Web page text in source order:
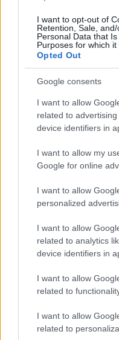
I want to opt-out of
Retention, Sale,
Personal Data that
Purposes for which it
Opted Out
Google consents
I want to allow
related to
device identifiers in
I want to allow my
Google for online
I want to allow
personalized
I want to allow
related to analytics
device identifiers in
I want to allow
related to
I want to allow
related to
3. Έρευνα για
φίρμες σε κάθε
Ακολούθησε τημόδα !
Για παράδειγμα